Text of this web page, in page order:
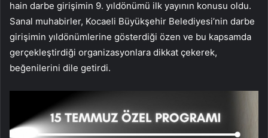
hain darbe girişimin 9. yıldönümü ilk yayının konusu oldu.
Sanal muhabirler, Kocaeli Büyükşehir Belediyesi’nin darbe
girişimin yıldönümlerine gösterdiği özen ve bu kapsamda
gerçekleştirdiği organizasyonlara dikkat çekerek,
beğenilerini dile getirdi.